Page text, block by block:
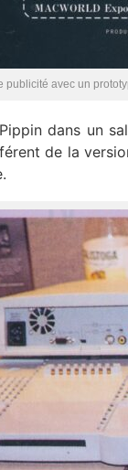
publicité avec un
dans un
de la